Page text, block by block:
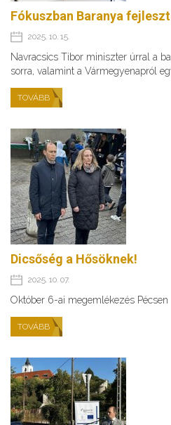
Fókuszban Baranya
2025. 10. 15.
Navracsics Tibor miniszter úrral a
sorra, valamint a Vármegyenapról
TOVÁBB
Dicsőség a Hősöknek!
2025. 10. 07.
Október 6-ai megemlékezés Pécsen
TOVÁBB